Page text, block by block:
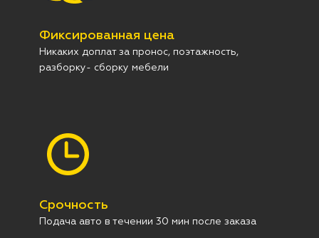
Фиксированная цена
Никаких доплат за пронос, поэтажность,
разборку- сборку мебели
Срочность
Подача авто в течении 30 мин после заказа